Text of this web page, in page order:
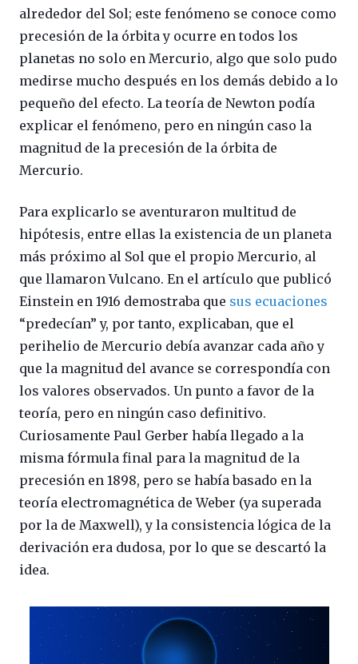
alrededor del Sol; este fenómeno se conoce como
precesión de la órbita y ocurre en todos los
planetas no solo en Mercurio, algo que solo pudo
medirse mucho después en los demás debido a lo
pequeño del efecto. La teoría de Newton podía
explicar el fenómeno, pero en ningún caso la
magnitud de la precesión de la órbita de
Mercurio.
Para explicarlo se aventuraron multitud de
hipótesis, entre ellas la existencia de un planeta
más próximo al Sol que el propio Mercurio, al
que llamaron Vulcano. En el artículo que publicó
Einstein en 1916 demostraba que sus ecuaciones
“predecían” y, por tanto, explicaban, que el
perihelio de Mercurio debía avanzar cada año y
que la magnitud del avance se correspondía con
los valores observados. Un punto a favor de la
teoría, pero en ningún caso definitivo.
Curiosamente Paul Gerber había llegado a la
misma fórmula final para la magnitud de la
precesión en 1898, pero se había basado en la
teoría electromagnética de Weber (ya superada
por la de Maxwell), y la consistencia lógica de la
derivación era dudosa, por lo que se descartó la
idea.